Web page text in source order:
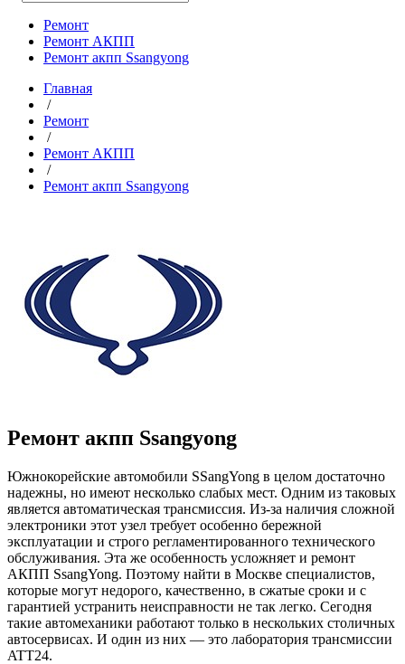
Ремонт
Ремонт АКПП
Ремонт акпп Ssangyong
Главная
/
Ремонт
/
Ремонт АКПП
/
Ремонт акпп Ssangyong
Ремонт акпп Ssangyong
Южнокорейские автомобили SSangYong в целом достаточно
надежны, но имеют несколько слабых мест. Одним из таковых
является автоматическая трансмиссия. Из-за наличия сложной
электроники этот узел требует особенно бережной
эксплуатации и строго регламентированного технического
обслуживания. Эта же особенность усложняет и ремонт
АКПП SsangYong. Поэтому найти в Москве специалистов,
которые могут недорого, качественно, в сжатые сроки и с
гарантией устранить неисправности не так легко. Сегодня
такие автомеханики работают только в нескольких столичных
автосервисах. И один из них — это лаборатория трансмиссии
ATT24.